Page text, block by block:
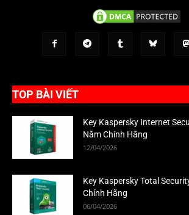
TOP BÀI VIẾT
Key Kaspersky Internet
Năm Chính Hãng
12/04/2026
Key Kaspersky Total
Chính Hãng
06/04/2026